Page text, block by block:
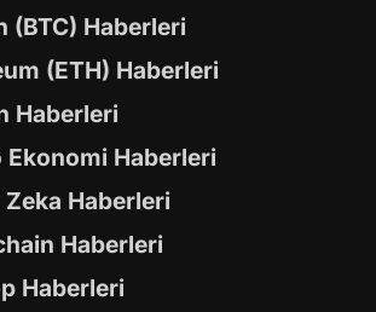
(BTC) Haberleri
(ETH) Haberleri
Haberleri
Ekonomi Haberleri
Zeka Haberleri
Haberleri
Haberleri